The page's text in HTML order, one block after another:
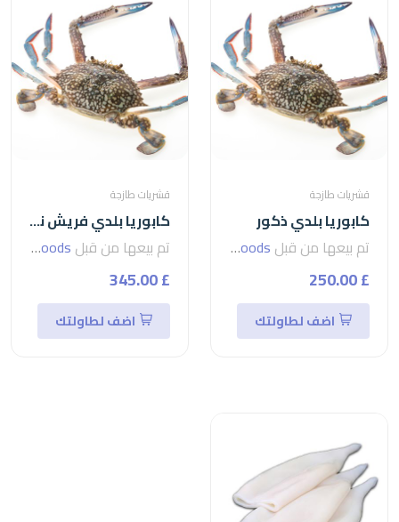
قشريات طازجة
كابوريا بلدي ذكور
تم بيعها من قبل seven foods
£ 250.00
اضف لطاولتك
قشريات طازجة
كابوريا بلدي فريش نتي (اناث)
تم بيعها من قبل seven foods
£ 345.00
اضف لطاولتك